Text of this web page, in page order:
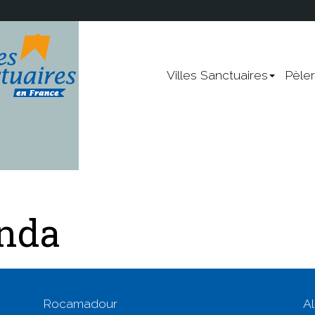
Rocamadour
Villes Sanctuaires
Nevers
Sainte-Anne-d'Auray
Panorama, environnement,